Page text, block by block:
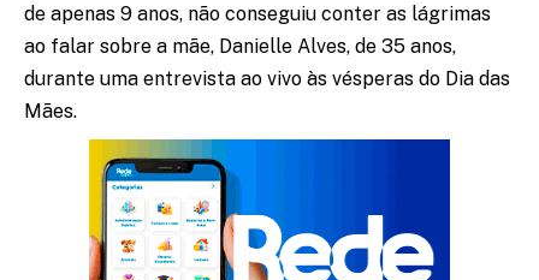
de apenas 9 anos, não conseguiu conter as lágrimas
ao falar sobre a mãe, Danielle Alves, de 35 anos,
durante uma entrevista ao vivo às vésperas do Dia das
Mães.